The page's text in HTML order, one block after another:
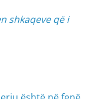
shkaqeve që i